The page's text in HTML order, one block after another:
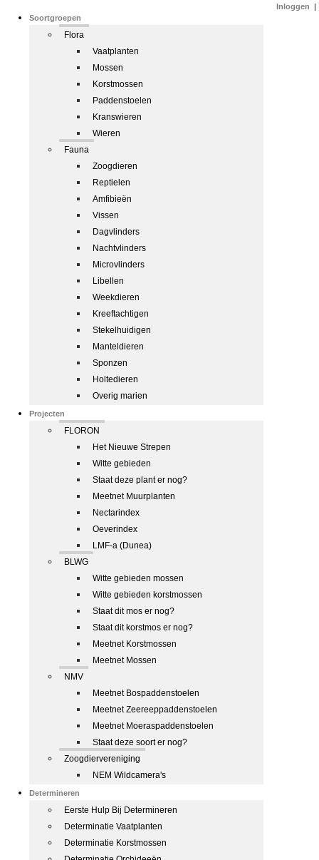
Soortgroepen
Flora
Vaatplanten
Mossen
Korstmossen
Paddenstoelen
Kranswieren
Wieren
Fauna
Zoogdieren
Reptielen
Amfibieën
Vissen
Dagvlinders
Nachtvlinders
Microvlinders
Libellen
Weekdieren
Kreeftachtigen
Stekelhuidigen
Manteldieren
Sponzen
Holtedieren
Overig marien
Projecten
FLORON
Het Nieuwe Strepen
Witte gebieden
Staat deze plant er nog?
Meetnet Muurplanten
Nectarindex
Oeverindex
LMF-a (Dunea)
BLWG
Witte gebieden mossen
Witte gebieden korstmossen
Staat dit mos er nog?
Staat dit korstmos er nog?
Meetnet Korstmossen
Meetnet Mossen
NMV
Meetnet Bospaddenstoelen
Meetnet Zeereeppaddenstoelen
Meetnet Moeraspaddenstoelen
Staat deze soort er nog?
Zoogdiervereniging
NEM Wildcamera's
Determineren
Eerste Hulp Bij Determineren
Determinatie Vaatplanten
Determinatie Korstmossen
Inloggen |